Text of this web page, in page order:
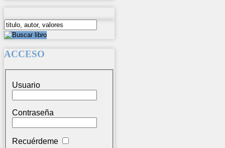
ACCESO
Usuario
Contraseña
Recuérdeme